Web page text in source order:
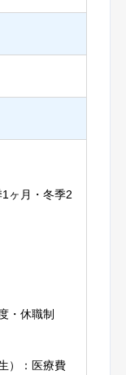
ヶ月・冬季2
・休職制
）：医療費